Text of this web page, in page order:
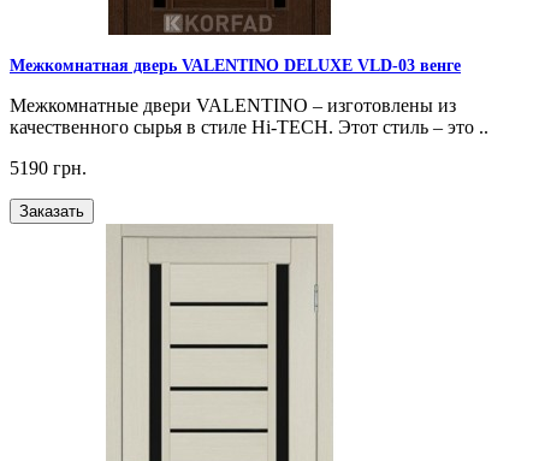
Межкомнатная дверь VALENTINO DELUXE VLD-03 венге
Межкомнатные двери VALENTINO – изготовлены из
качественного сырья в стиле Hi-TECH. Этот стиль – это ..
5190 грн.
Заказать